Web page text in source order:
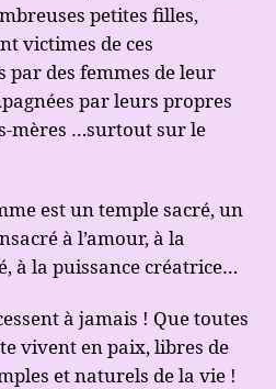
petites filles,
victimes de ces
des femmes de leur
par leurs propres
mères …surtout sur le
est un temple sacré, un
à l’amour, à la
à la puissance créatrice…
à jamais ! Que toutes
vivent en paix, libres de
et naturels de la vie !